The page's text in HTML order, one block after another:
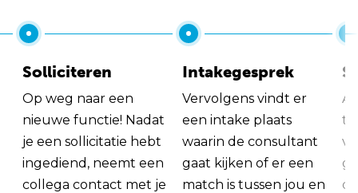
Solliciteren
Op weg naar een
nieuwe functie! Nadat
je een sollicitatie hebt
ingediend, neemt een
collega contact met je
Intakegesprek
Vervolgens vindt er
een intake plaats
waarin de consultant
gaat kijken of er een
match is tussen jou en